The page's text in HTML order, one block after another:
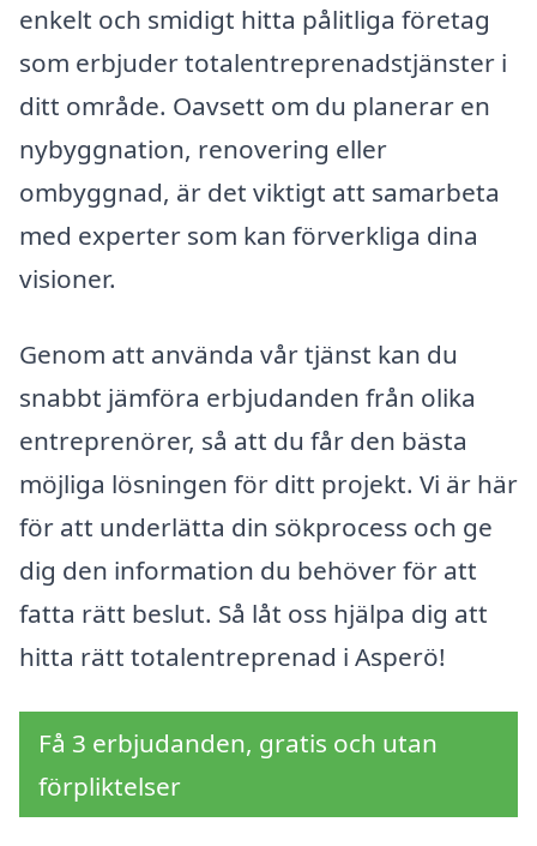
enkelt och smidigt hitta pålitliga företag
som erbjuder totalentreprenadstjänster i
ditt område. Oavsett om du planerar en
nybyggnation, renovering eller
ombyggnad, är det viktigt att samarbeta
med experter som kan förverkliga dina
visioner.
Genom att använda vår tjänst kan du
snabbt jämföra erbjudanden från olika
entreprenörer, så att du får den bästa
möjliga lösningen för ditt projekt. Vi är här
för att underlätta din sökprocess och ge
dig den information du behöver för att
fatta rätt beslut. Så låt oss hjälpa dig att
hitta rätt totalentreprenad i Asperö!
Få 3 erbjudanden, gratis och utan
förpliktelser